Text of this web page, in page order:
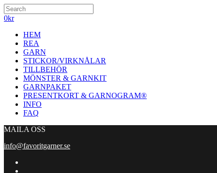
0kr
HEM
REA
GARN
STICKOR/VIRKNÅLAR
TILLBEHÖR
MÖNSTER & GARNKIT
GARNPAKET
PRESENTKORT & GARNOGRAM®
INFO
FAQ
MAILA OSS
info@favoritgarner.se